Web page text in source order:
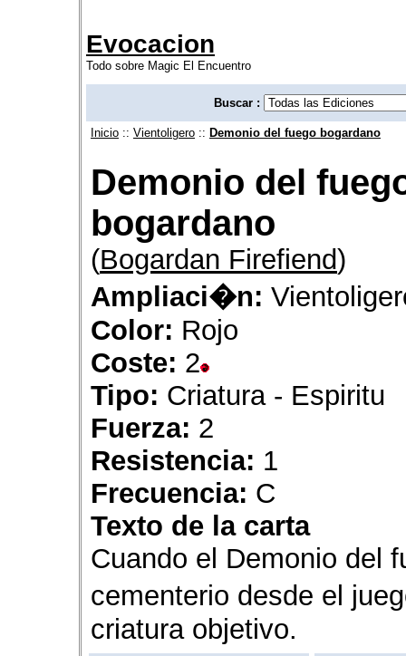
Evocacion
Todo sobre Magic El Encuentro
Buscar :
Inicio :: Vientoligero :: Demonio del fuego bogardano
Demonio del
bogardano
(Bogardan Firefiend)
Ampliaci�n:
Color: Rojo
Coste: 2
Tipo: Criatura - Espiritu
Fuerza: 2
Resistencia: 1
Frecuencia: C
Texto de la carta
Cuando el Demonio del
cementerio desde el
criatura objetivo.